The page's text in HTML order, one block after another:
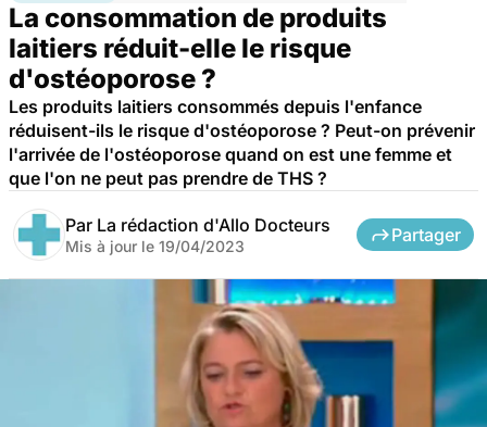
La consommation de produits
laitiers réduit-elle le risque
d'ostéoporose ?
Les produits laitiers consommés depuis l'enfance
réduisent-ils le risque d'ostéoporose ? Peut-on prévenir
l'arrivée de l'ostéoporose quand on est une femme et
que l'on ne peut pas prendre de THS ?
Par La rédaction d'Allo Docteurs
Mis à jour le 19/04/2023
Partager